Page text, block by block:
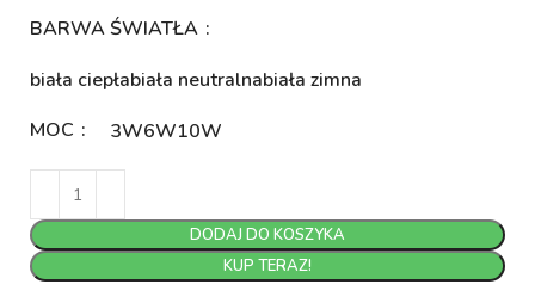
BARWA ŚWIATŁA
biała ciepłabiała neutralnabiała zimna
MOC
3W6W10W
DODAJ DO KOSZYKA
KUP TERAZ!